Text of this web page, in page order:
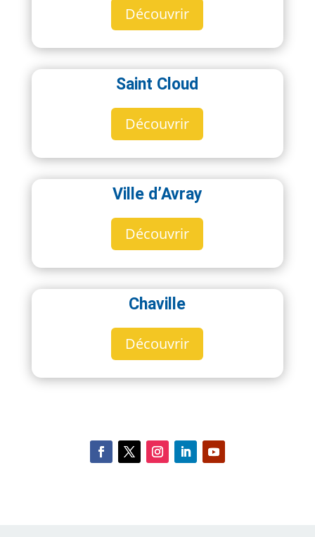
Découvrir
Saint Cloud
Découvrir
Ville d’Avray
Découvrir
Chaville
Découvrir